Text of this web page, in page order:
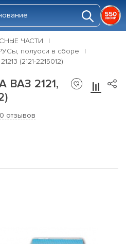
ЧАСТИ
полуоси в сборе
(2121-2215012)
ВАЗ 2121,
0 отзывов